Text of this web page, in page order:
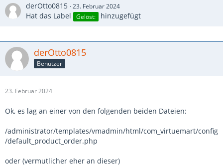
derOtto0815 23. Februar 2024
Hat das Label Gelöst: hinzugefügt
derOtto0815
Benutzer
23. Februar 2024
Ok, es lag an einer von den folgenden beiden Dateien:
/administrator/templates/vmadmin/html/com_virtuemart/config
/default_product_order.php
oder (vermutlicher eher an dieser)